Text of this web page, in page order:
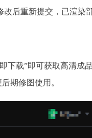
后重新提交，已渲染
下载”即可获取高清成
期修图使用。